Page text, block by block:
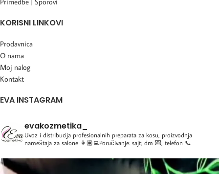
KORISNI LINKOVI
Prodavnica
O nama
Moj nalog
Kontakt
EVA INSTAGRAM
evakozmetika_
Uvoz i distribucija profesionalnih preparata za kosu, proizvodnja
nameštaja za salone 👩🏽‍💻Poručivanje: sajt; dm 💌; telefon 📞